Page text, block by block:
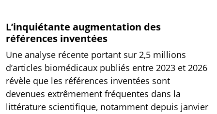
L’inquiétante augmentation des
références inventées
Une analyse récente portant sur 2,5 millions
d’articles biomédicaux publiés entre 2023 et 2026
révèle que les références inventées sont
devenues extrêmement fréquentes dans la
littérature scientifique, notamment depuis janvier